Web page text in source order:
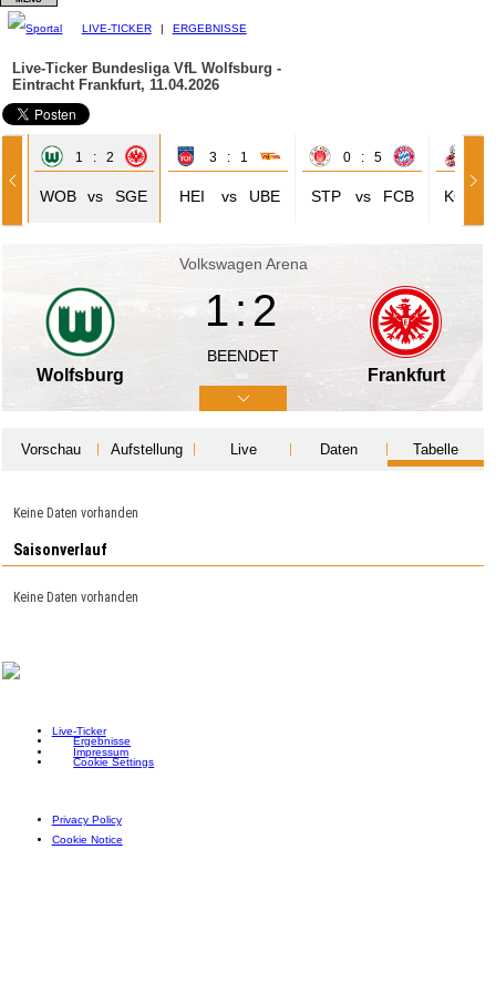
LIVE-TICKER | ERGEBNISSE
Live-Ticker Bundesliga VfL Wolfsburg -
Eintracht Frankfurt, 11.04.2026
1 : 2
WOB vs SGE
3 : 1
HEI vs UBE
0 : 5
STP vs FCB KÖL
Volkswagen Arena
Wolfsburg
1:2
BEENDET
Frankfurt
Vorschau Aufstellung Live Daten Tabelle
Keine Daten vorhanden
Saisonverlauf
Keine Daten vorhanden
Live-Ticker
Ergebnisse
Impressum
Cookie Settings
Privacy Policy
Cookie Notice